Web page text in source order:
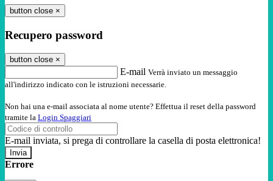
button close ×
Recupero password
button close ×
E-mail Verrà inviato un messaggio
all'indirizzo indicato con le istruzioni necessarie.
Non hai una e-mail associata al nome utente? Effettua il reset della password
tramite la Login Spaggiari
E-mail inviata, si prega di controllare la casella di posta elettronica!
Errore